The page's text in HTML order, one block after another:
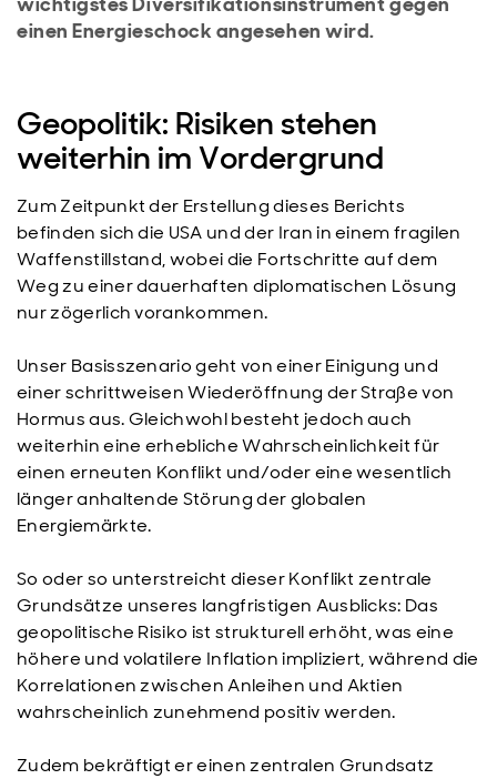
einen Energieschock angesehen wird.
Geopolitik: Risiken stehen
weiterhin im Vordergrund
Zum Zeitpunkt der Erstellung dieses Berichts
befinden sich die USA und der Iran in einem fragilen
Waffenstillstand, wobei die Fortschritte auf dem
Weg zu einer dauerhaften diplomatischen Lösung
nur zögerlich vorankommen.
Unser Basisszenario geht von einer Einigung und
einer schrittweisen Wiederöffnung der Straße von
Hormus aus. Gleichwohl besteht jedoch auch
weiterhin eine erhebliche Wahrscheinlichkeit für
einen erneuten Konflikt und/oder eine wesentlich
länger anhaltende Störung der globalen
Energiemärkte.
So oder so unterstreicht dieser Konflikt zentrale
Grundsätze unseres langfristigen Ausblicks: Das
geopolitische Risiko ist strukturell erhöht, was eine
höhere und volatilere Inflation impliziert, während die
Korrelationen zwischen Anleihen und Aktien
wahrscheinlich zunehmend positiv werden.
Zudem bekräftigt er einen zentralen Grundsatz